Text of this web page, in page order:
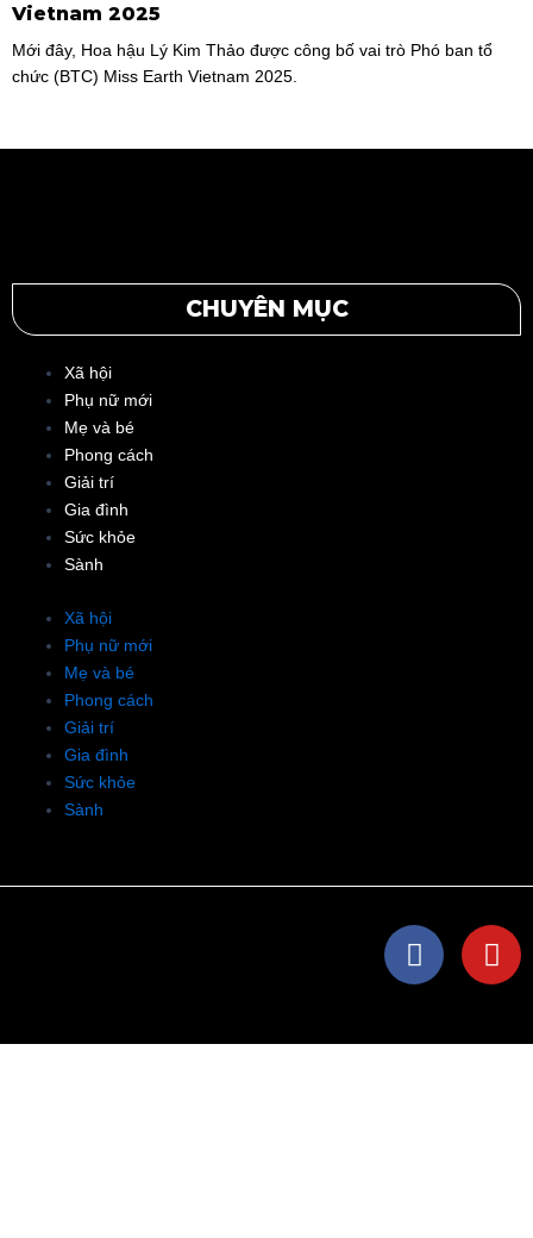
Vietnam 2025
Mới đây, Hoa hậu Lý Kim Thảo được công bố vai trò Phó ban tổ
chức (BTC) Miss Earth Vietnam 2025.
CHUYÊN MỤC
Xã hội
Phụ nữ mới
Mẹ và bé
Phong cách
Giải trí
Gia đình
Sức khỏe
Sành
Xã hội
Phụ nữ mới
Mẹ và bé
Phong cách
Giải trí
Gia đình
Sức khỏe
Sành